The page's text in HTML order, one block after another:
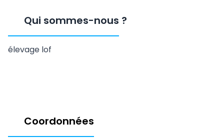
Qui sommes-nous ?
élevage lof
Coordonnées